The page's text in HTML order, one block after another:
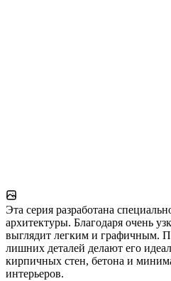
Эта серия разработана
архитектуры. Благодаря очень
выглядит легким и графичным.
лишних деталей делают его
кирпичных стен, бетона и
интерьеров.